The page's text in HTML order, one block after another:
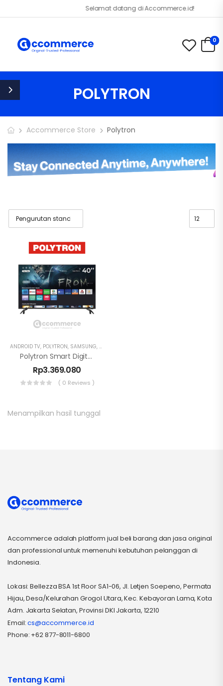
Selamat datang di Accommerce.id!
0
POLYTRON
Accommerce Store Polytron
ANDROID TV, POLYTRON, SAMSUNG, TV
Polytron Smart Digital TV 40 Inch PLD 40CV8969 Android TV
Rp3.369.080
( 0 Reviews )
Menampilkan hasil tunggal
Accommerce adalah platform jual beli barang dan jasa original
dan professional untuk memenuhi kebutuhan pelanggan di
Indonesia.
Lokasi: Bellezza BSA 1st Floor SA1-06, Jl. Letjen Soepeno, Permata
Hijau, Desa/Kelurahan Grogol Utara, Kec. Kebayoran Lama, Kota
Adm. Jakarta Selatan, Provinsi DKI Jakarta, 12210
Email:cs@accommerce.id
Phone: +62 877-8011-6800
Tentang Kami